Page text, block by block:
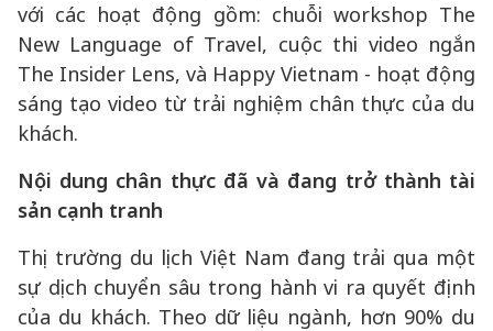
với các hoạt động gồm: chuỗi workshop The
New Language of Travel, cuộc thi video ngắn
The Insider Lens, và Happy Vietnam - hoạt động
sáng tạo video từ trải nghiệm chân thực của du
khách.
Nội dung chân thực đã và đang trở thành tài
sản cạnh tranh
Thị trường du lịch Việt Nam đang trải qua một
sự dịch chuyển sâu trong hành vi ra quyết định
của du khách. Theo dữ liệu ngành, hơn 90% du